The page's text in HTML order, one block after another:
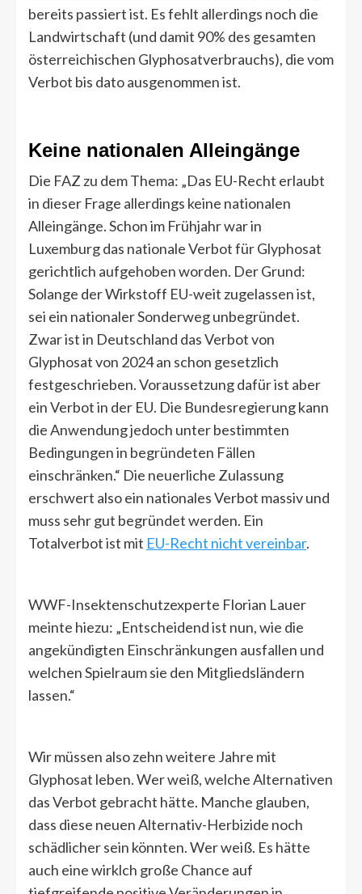
bereits passiert ist. Es fehlt allerdings noch die
Landwirtschaft (und damit 90% des gesamten
österreichischen Glyphosatverbrauchs), die vom
Verbot bis dato ausgenommen ist.
Keine nationalen Alleingänge
Die FAZ zu dem Thema: „Das EU-Recht erlaubt
in dieser Frage allerdings keine nationalen
Alleingänge. Schon im Frühjahr war in
Luxemburg das nationale Verbot für Glyphosat
gerichtlich aufgehoben worden. Der Grund:
Solange der Wirkstoff EU-weit zugelassen ist,
sei ein nationaler Sonderweg unbegründet.
Zwar ist in Deutschland das Verbot von
Glyphosat von 2024 an schon gesetzlich
festgeschrieben. Voraussetzung dafür ist aber
ein Verbot in der EU. Die Bundesregierung kann
die Anwendung jedoch unter bestimmten
Bedingungen in begründeten Fällen
einschränken.“ Die neuerliche Zulassung
erschwert also ein nationales Verbot massiv und
muss sehr gut begründet werden. Ein
Totalverbot ist mit EU-Recht nicht vereinbar.
WWF-Insektenschutzexperte Florian Lauer
meinte hiezu: „Entscheidend ist nun, wie die
angekündigten Einschränkungen ausfallen und
welchen Spielraum sie den Mitgliedsländern
lassen.“
Wir müssen also zehn weitere Jahre mit
Glyphosat leben. Wer weiß, welche Alternativen
das Verbot gebracht hätte. Manche glauben,
dass diese neuen Alternativ-Herbizide noch
schädlicher sein könnten. Wer weiß. Es hätte
auch eine wirklch große Chance auf